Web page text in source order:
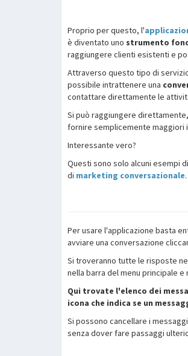
Proprio per questo, l'
è diventato uno strumento
raggiungere clienti esistenti e
Attraverso questo tipo di
possibile intrattenere una
contattare direttamente le
Si può raggiungere
fornire semplicemente
Interessante vero?
Questi sono solo alcuni esempi
di marketing conversazionale.
Per usare l'applicazione basta
avviare una conversazione
Si troveranno tutte le risposte
nella barra del menu principale e
Qui trovate l'elenco dei
icona che indica se un
Si possono cancellare i
senza dover fare passaggi